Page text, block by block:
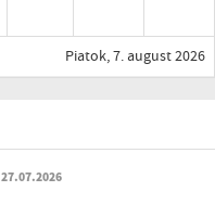
Piatok, 7. august 2026
27.07.2026